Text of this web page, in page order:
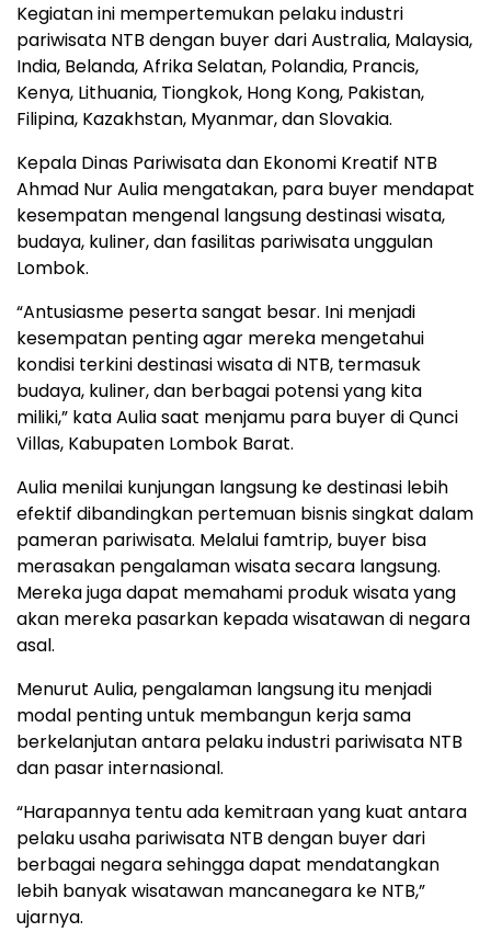
Kegiatan ini mempertemukan pelaku industri
pariwisata NTB dengan buyer dari Australia, Malaysia,
India, Belanda, Afrika Selatan, Polandia, Prancis,
Kenya, Lithuania, Tiongkok, Hong Kong, Pakistan,
Filipina, Kazakhstan, Myanmar, dan Slovakia.
Kepala Dinas Pariwisata dan Ekonomi Kreatif NTB
Ahmad Nur Aulia mengatakan, para buyer mendapat
kesempatan mengenal langsung destinasi wisata,
budaya, kuliner, dan fasilitas pariwisata unggulan
Lombok.
“Antusiasme peserta sangat besar. Ini menjadi
kesempatan penting agar mereka mengetahui
kondisi terkini destinasi wisata di NTB, termasuk
budaya, kuliner, dan berbagai potensi yang kita
miliki,” kata Aulia saat menjamu para buyer di Qunci
Villas, Kabupaten Lombok Barat.
Aulia menilai kunjungan langsung ke destinasi lebih
efektif dibandingkan pertemuan bisnis singkat dalam
pameran pariwisata. Melalui famtrip, buyer bisa
merasakan pengalaman wisata secara langsung.
Mereka juga dapat memahami produk wisata yang
akan mereka pasarkan kepada wisatawan di negara
asal.
Menurut Aulia, pengalaman langsung itu menjadi
modal penting untuk membangun kerja sama
berkelanjutan antara pelaku industri pariwisata NTB
dan pasar internasional.
“Harapannya tentu ada kemitraan yang kuat antara
pelaku usaha pariwisata NTB dengan buyer dari
berbagai negara sehingga dapat mendatangkan
lebih banyak wisatawan mancanegara ke NTB,”
ujarnya.